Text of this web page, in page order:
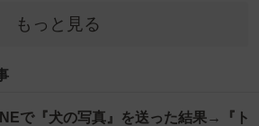
もっと見る
で『犬の写真』を送った結果→『ト